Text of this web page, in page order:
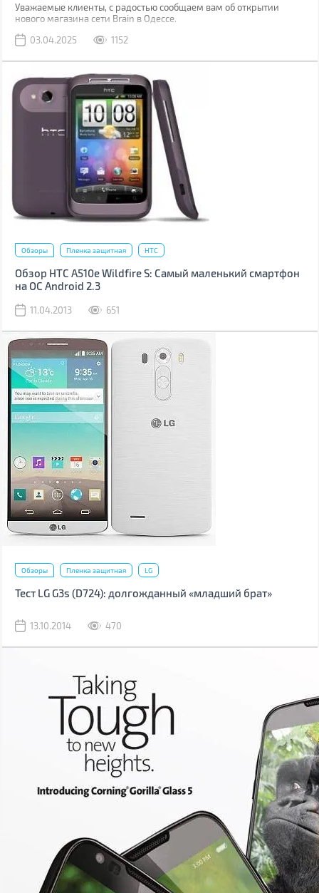
Уважаемые клиенты, с радостью сообщаем вам об открытии
нового магазина сети Brain в Одессе.
03.04.2025
1152
Обзоры Пленка защитная HTC
Обзор HTC A510e Wildfire S: Самый маленький смартфон
на ОС Android 2.3
11.04.2013 651
Обзоры Пленка защитная LG
Тест LG G3s (D724): долгожданный «младший брат»
13.10.2014 470